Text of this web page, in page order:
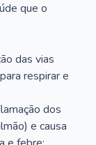
que o
das vias
respirar e
dos
e causa